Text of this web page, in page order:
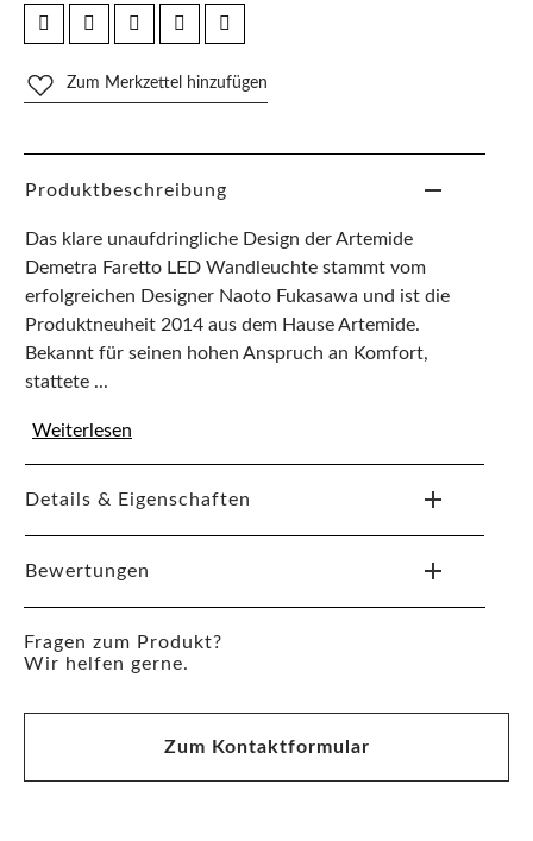
Zum Merkzettel hinzufügen
Produktbeschreibung
Das klare unaufdringliche Design der Artemide
Demetra Faretto LED Wandleuchte stammt vom
erfolgreichen Designer Naoto Fukasawa und ist die
Produktneuheit 2014 aus dem Hause Artemide.
Bekannt für seinen hohen Anspruch an Komfort,
stattete ...
Weiterlesen
Details & Eigenschaften
Bewertungen
Fragen zum Produkt?
Wir helfen gerne.
Zum Kontaktformular